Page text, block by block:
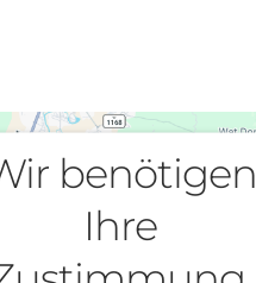
benötigen
Ihre